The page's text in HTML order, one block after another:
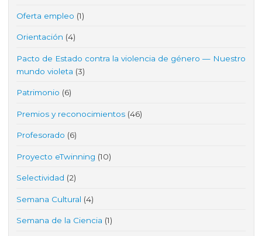
Oferta empleo (1)
Orientación (4)
Pacto de Estado contra la violencia de género — Nuestro
mundo violeta (3)
Patrimonio (6)
Premios y reconocimientos (46)
Profesorado (6)
Proyecto eTwinning (10)
Selectividad (2)
Semana Cultural (4)
Semana de la Ciencia (1)